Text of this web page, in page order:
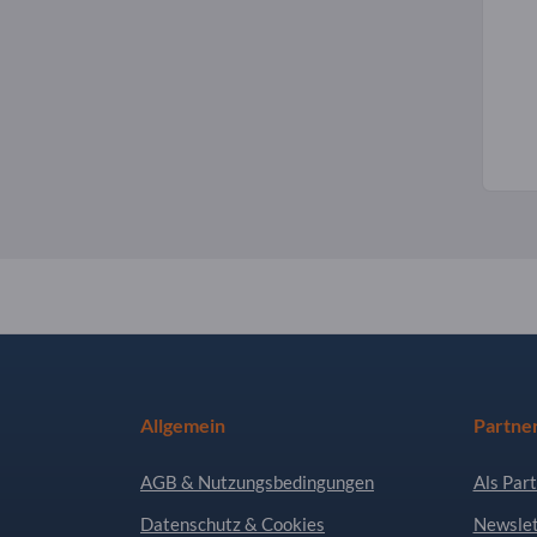
Allgemein
AGB & Nutzungsbedingungen
Datenschutz & Cookies
Als